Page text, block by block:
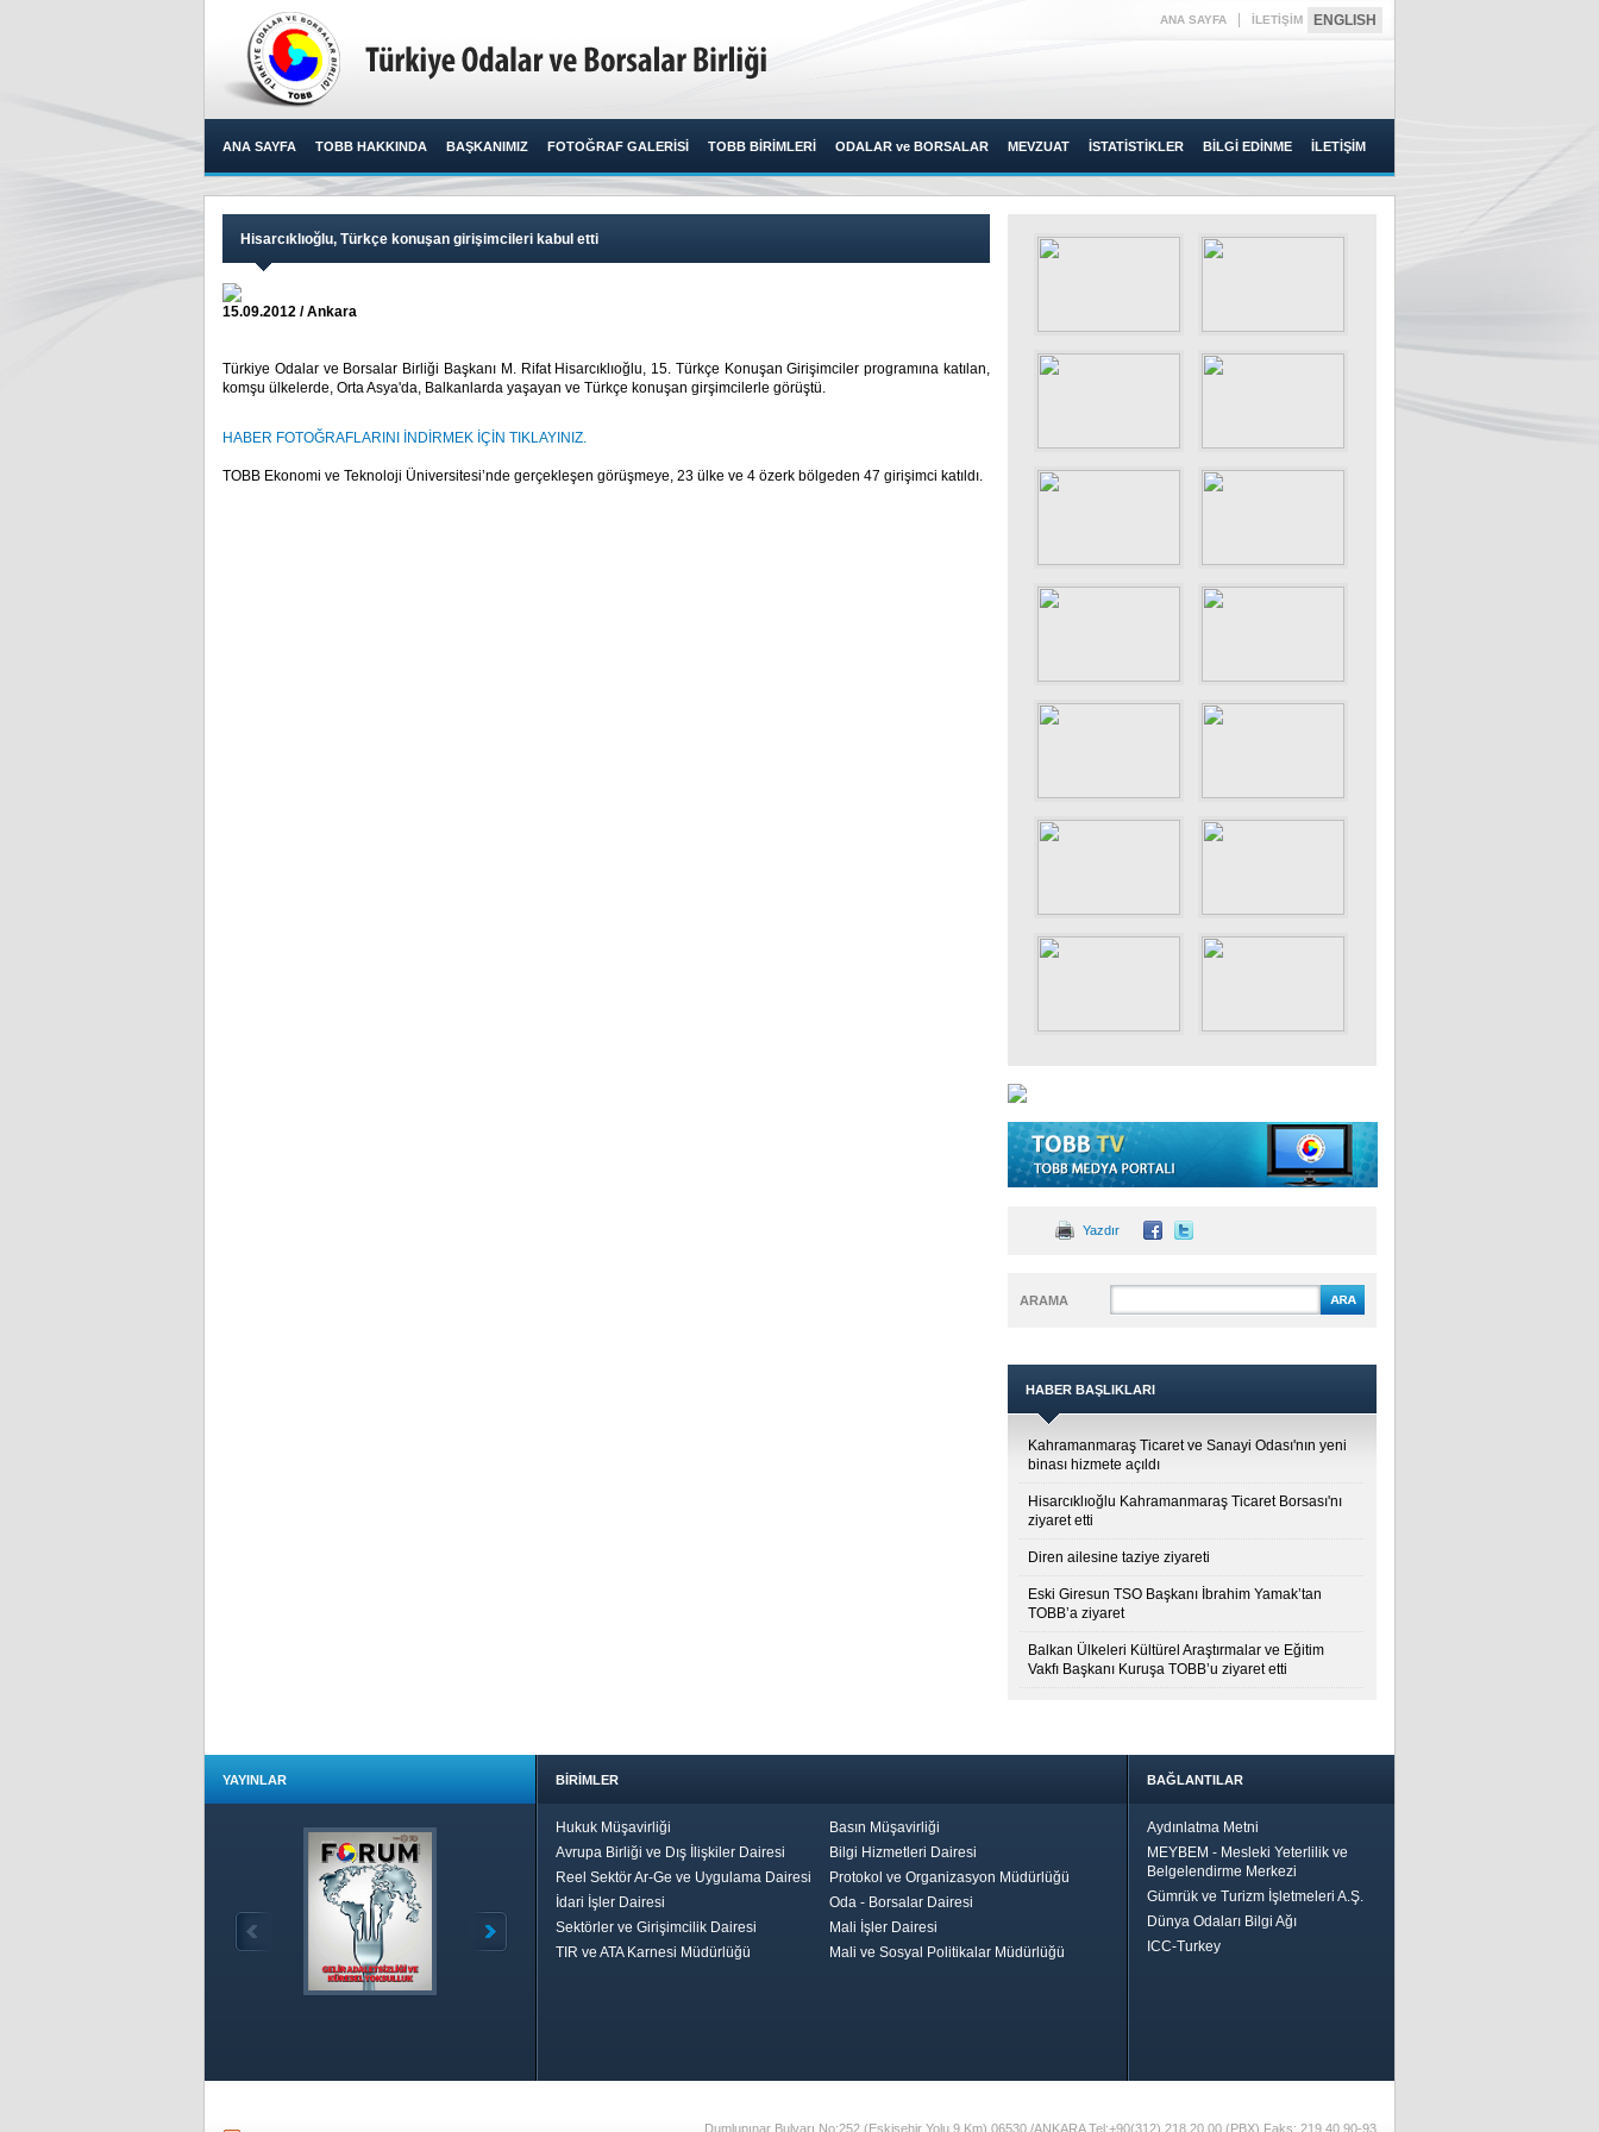
ANA SAYFA İLETİŞİM ENGLISH
ANA SAYFA TOBB HAKKINDA BAŞKANIMIZ FOTOĞRAF GALERİSİ TOBB BİRİMLERİ ODALAR ve BORSALAR MEVZUAT İSTATİSTİKLER BİLGİ EDİNME İLETİŞİM
Hisarcıklıoğlu, Türkçe konuşan girişimcileri kabul etti
15.09.2012 / Ankara
Türkiye Odalar ve Borsalar Birliği Başkanı M. Rifat Hisarcıklıoğlu, 15. Türkçe Konuşan Girişimciler programına katılan,
komşu ülkelerde, Orta Asya'da, Balkanlarda yaşayan ve Türkçe konuşan girşimcilerle görüştü.​ ​
HABER FOTOĞRAFLARINI İNDİRMEK İÇİN TIKLAYINIZ.
TOBB Ekonomi ve Teknoloji Üniversitesi’nde gerçekleşen görüşmeye, 23 ülke ve 4 özerk bölgeden 47 girişimci katıldı.
Yazdır
ARAMA
HABER BAŞLIKLARI
Kahramanmaraş Ticaret ve Sanayi Odası'nın yeni
binası hizmete açıldı
Hisarcıklıoğlu Kahramanmaraş Ticaret Borsası'nı
ziyaret etti
Diren ailesine taziye ziyareti
Eski Giresun TSO Başkanı İbrahim Yamak’tan
TOBB’a ziyaret
Balkan Ülkeleri Kültürel Araştırmalar ve Eğitim
Vakfı Başkanı Kuruşa TOBB’u ziyaret etti
YAYINLAR
Görüş ve Öneriler-
BİRİMLER
Hukuk Müşavirliği
Basın Müşavirliği
Avrupa Birliği ve Dış İlişkiler Dairesi
Bilgi Hizmetleri Dairesi
Reel Sektör Ar-Ge ve Uygulama Dairesi
Protokol ve Organizasyon Müdürlüğü
İdari İşler Dairesi
Oda - Borsalar Dairesi
Sektörler ve Girişimcilik Dairesi
Mali İşler Dairesi
TIR ve ATA Karnesi Müdürlüğü
Mali ve Sosyal Politikalar Müdürlüğü
BAĞLANTILAR
Aydınlatma Metni
MEYBEM - Mesleki Yeterlilik ve
Belgelendirme Merkezi
Gümrük ve Turizm İşletmeleri A.Ş.
Dünya Odaları Bilgi Ağı
ICC-Turkey
Dumlupınar Bulvarı No:252 (Eskişehir Yolu 9.Km) 06530 /ANKARA Tel:+90(312) 218 20 00 (PBX) Faks: 219 40 90-93